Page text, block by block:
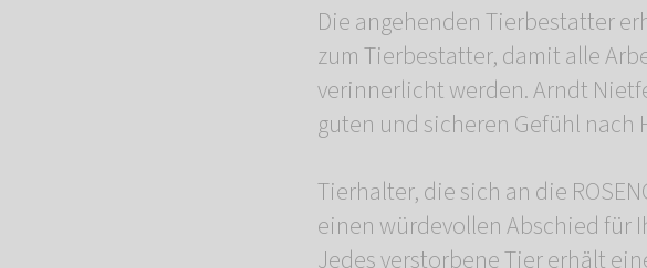
Die angehenden Tierbestatter
zum Tierbestatter, damit alle
verinnerlicht werden. Arndt
guten und sicheren Gefühl nach
Tierhalter, die sich an die
einen würdevollen Abschied für
Jedes verstorbene Tier erhält